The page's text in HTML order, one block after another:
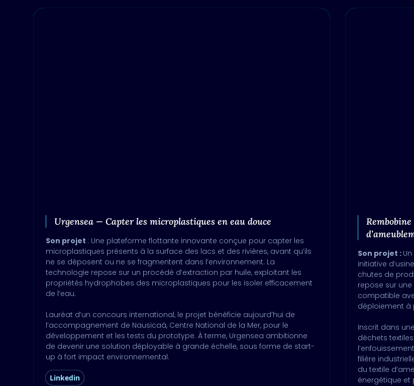
Urgensea — Capter les microplastiques en eau douce
Son projet : Une plateforme flottante innovante conçue pour capter les
microplastiques présents à la surface des lacs et des rivières, avant qu’ils
ne se déposent ou ne se fragmentent dans l’environnement. La
technologie repose sur un procédé d’extraction par huile, exploitant les
propriétés hydrophobes des microplastiques pour les isoler efficacement
de l’eau.
Lauréat d’un concours international, le projet bénéficie aujourd’hui de
l’accompagnement de Nausicaá, Centre National de la Mer, pour le
développement et les tests du prototype. À terme, Urgensea ambitionne
de devenir une solution déployable à grande échelle, sous forme de start-
up à fort impact environnemental.
Linkedin
Son projet :
initiative
chutes de
repose sur
compatible
déploiement à
Inscrit dans
déchets
filière
du textile
énergétique et